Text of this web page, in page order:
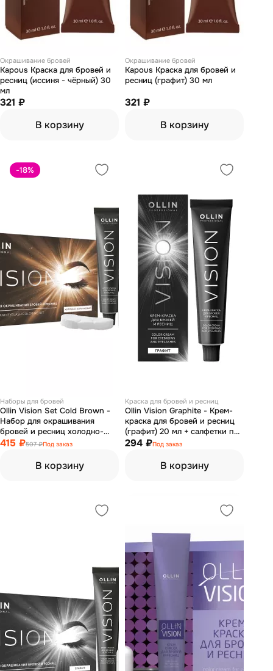
Окрашивание бровей
Kapous Краска для бровей и
ресниц (иссиня - чёрный) 30
мл
321 ₽
В корзину
Окрашивание бровей
Kapous Краска для бровей и
ресниц (графит) 30 мл
321 ₽
В корзину
-18%
Наборы для бровей
Ollin Vision Set Cold Brown -
Набор для окрашивания
бровей и ресниц холодно-
коричневый (крем-краска 20
415 ₽507 ₽Под заказ
В корзину
Краска для бровей и ресниц
Ollin Vision Graphite - Крем-
краска для бровей и ресниц
(графит) 20 мл + салфетки под
ресницы 15 пар
294 ₽Под заказ
В корзину